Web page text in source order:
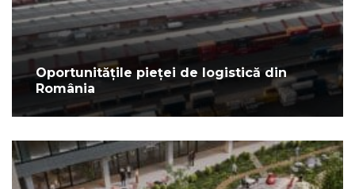
Oportunitățile pieței de logistică din
România